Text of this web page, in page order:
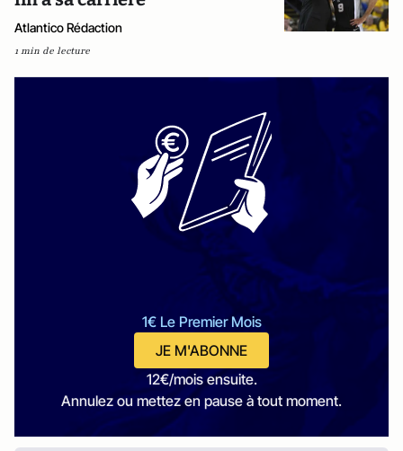
Atlantico Rédaction
1 min de lecture
1€ Le Premier Mois
JE M'ABONNE
12€/mois ensuite.
Annulez ou mettez en pause à tout moment.